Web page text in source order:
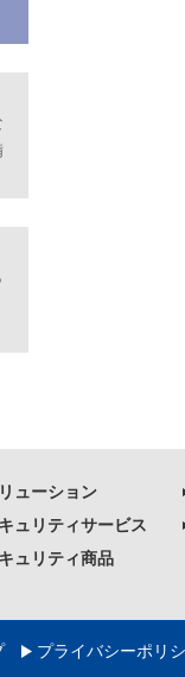
ューション
ュリティサービス
ュリティ商品
プライバシーポリ